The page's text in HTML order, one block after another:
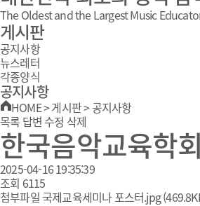
The Oldest and the Largest Music
게시판
공지사항
뉴스레터
각종양식
공지사항
HOME>게시판>공지사항
목록 답변 수정 삭제
한국음악교육학
2025-04-16 19:35:39
조회 6115
첨부파일국제교육세미나 포스터.jpg